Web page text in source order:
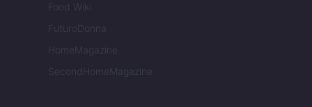
Food Wiki
FuturoDonna
HomeMagazine
SecondHomeMagazine